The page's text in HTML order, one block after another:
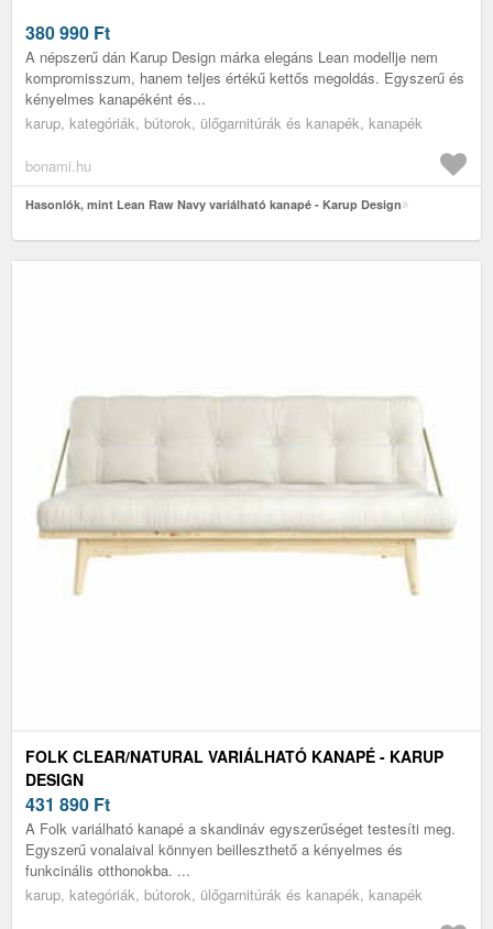
380 990 Ft
A népszerű dán Karup Design márka elegáns Lean modellje nem
kompromisszum, hanem teljes értékű kettős megoldás. Egyszerű és
kényelmes kanapéként és...
karup, kategóriák, bútorok, ülőgarnitúrák és kanapék, kanapék
bonami.hu
Hasonlók, mint Lean Raw Navy variálható kanapé - Karup Design
FOLK CLEAR/NATURAL VARIÁLHATÓ KANAPÉ - KARUP
DESIGN
431 890 Ft
A Folk variálható kanapé a skandináv egyszerűséget testesíti meg.
Egyszerű vonalaival könnyen beilleszthető a kényelmes és
funkcinális otthonokba. ...
karup, kategóriák, bútorok, ülőgarnitúrák és kanapék, kanapék